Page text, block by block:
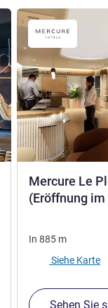
Mercure Le
(Eröffnung
In 885 m
Siehe Karte
Sehen Sie